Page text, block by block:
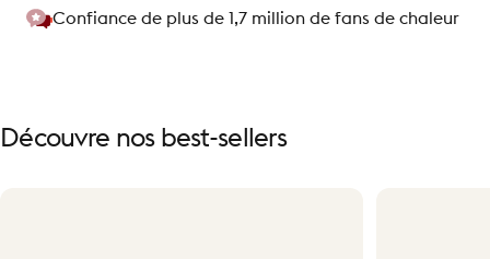
Confiance de plus de 1,7 million de fans de chaleur
Découvre nos best-sellers